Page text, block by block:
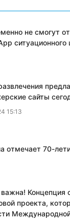
не смогут
ситуационного
сайты
15:13
отмечает 70-
Концепция
проекта,